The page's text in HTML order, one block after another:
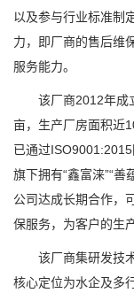
以及参与行业标准制
力，即厂商的售后维
服务能力。
该厂商2012年成立
亩，生产厂房面积近
已通过
旗下拥有“鑫富涞”“
公司达成长期合作，
保服务，为客户的生
该厂商集研发技术
核心定位为水企及多